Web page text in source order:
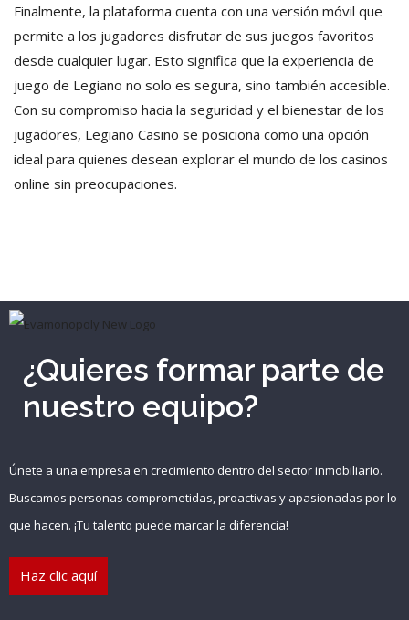
Finalmente, la plataforma cuenta con una versión móvil que
permite a los jugadores disfrutar de sus juegos favoritos
desde cualquier lugar. Esto significa que la experiencia de
juego de Legiano no solo es segura, sino también accesible.
Con su compromiso hacia la seguridad y el bienestar de los
jugadores, Legiano Casino se posiciona como una opción
ideal para quienes desean explorar el mundo de los casinos
online sin preocupaciones.
¿Quieres formar parte de
nuestro equipo?
Únete a una empresa en crecimiento dentro del sector inmobiliario.
Buscamos personas comprometidas, proactivas y apasionadas por lo
que hacen. ¡Tu talento puede marcar la diferencia!
Haz clic aquí